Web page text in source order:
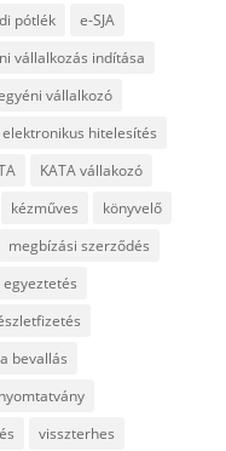
pótlék
e-SJA
vállalkozás indítása
vállalkozó
elektronikus hitelesítés
KATA vállakozó
kézműves
könyvelő
megbízási szerződés
bevallás
visszterhes